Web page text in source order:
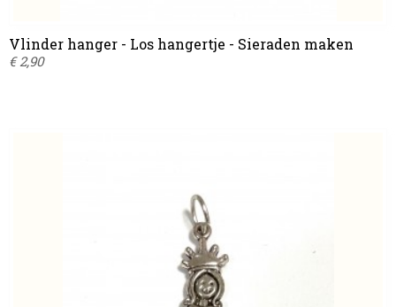
Vlinder hanger - Los hangertje - Sieraden maken
€ 2,90